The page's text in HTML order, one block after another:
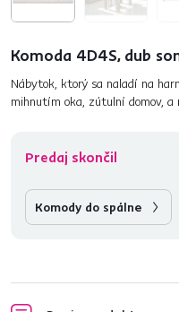
Komoda 4D4S, dub
Nábytok, ktorý sa naladí na
mihnutím oka, zútulní domov, a
Predaj skončil
Komody do spálne